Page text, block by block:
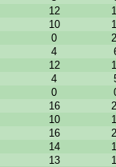
12
10
0
4
12
4
0
16
10
16
14
13